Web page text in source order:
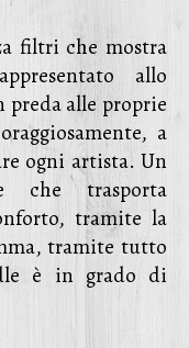
filtri che mostra
allo
preda alle proprie
a
ogni artista. Un
che trasporta
tramite la
tramite tutto
è in grado di